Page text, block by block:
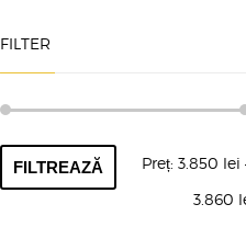
FILTER
FILTREAZĂ Preț: 3.850 lei
3.860